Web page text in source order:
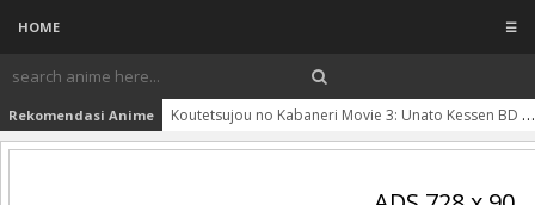
HOME ☰
Rekomendasi Anime Koutetsujou no Kabaneri Movie 3: Unato Kessen BD Subtitle Indonesia